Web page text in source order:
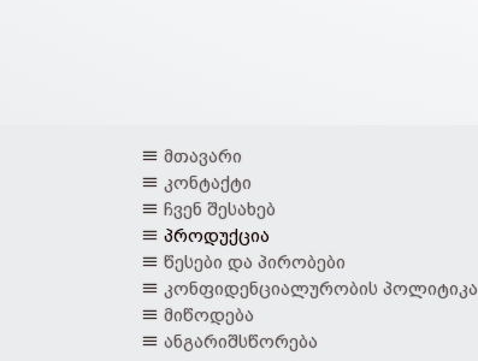
მთავარი
კონტაქტი
ჩვენ შესახებ
პროდუქცია
წესები და პირობები
კონფიდენციალურობის პოლიტიკა
მიწოდება
ანგარიშსწორება